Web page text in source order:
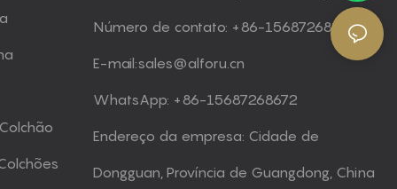
Número de contato: +86-15687268672
E-mail:sales@alforu.cn
WhatsApp: +86-15687268672
Endereço da empresa: Cidade de
Dongguan, Província de Guangdong, China